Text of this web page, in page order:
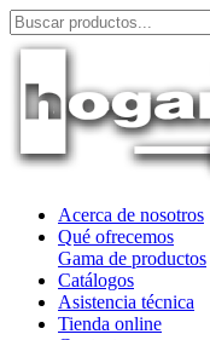
Acerca de nosotros
Qué ofrecemos
Gama de productos
Catálogos
Asistencia técnica
Tienda online